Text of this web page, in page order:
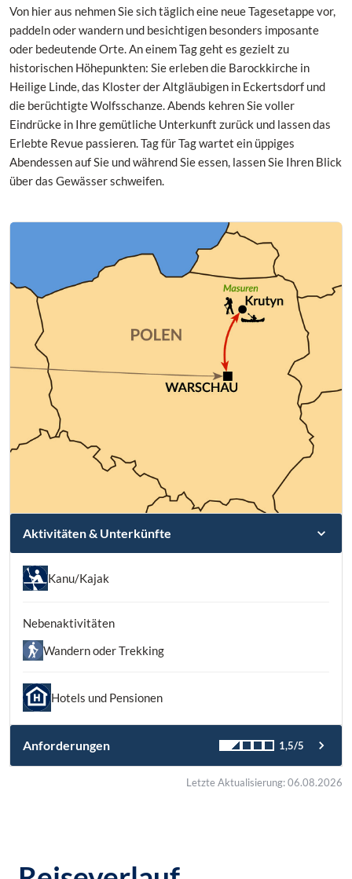
Von hier aus nehmen Sie sich täglich eine neue Tagesetappe vor,
paddeln oder wandern und besichtigen besonders imposante
oder bedeutende Orte. An einem Tag geht es gezielt zu
historischen Höhepunkten: Sie erleben die Barockkirche in
Heilige Linde, das Kloster der Altgläubigen in Eckertsdorf und
die berüchtigte Wolfsschanze. Abends kehren Sie voller
Eindrücke in Ihre gemütliche Unterkunft zurück und lassen das
Erlebte Revue passieren. Tag für Tag wartet ein üppiges
Abendessen auf Sie und während Sie essen, lassen Sie Ihren Blick
über das Gewässer schweifen.
Aktivitäten & Unterkünfte
Kanu/Kajak
Nebenaktivitäten
Wandern oder Trekking
Hotels und Pensionen
Anforderungen 1,5/5
Letzte Aktualisierung: 06.08.2026